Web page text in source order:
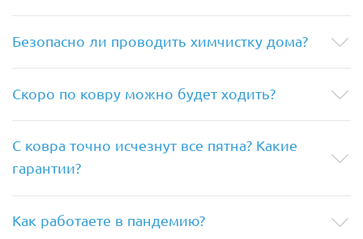
Безопасно ли проводить химчистку дома?
Скоро по ковру можно будет ходить?
С ковра точно исчезнут все пятна? Какие
гарантии?
Как работаете в пандемию?